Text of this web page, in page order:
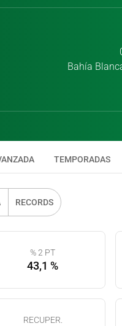
Bahía
TEMPORADAS
RECORDS
% 2 PT
43,1 %
RECUPER.